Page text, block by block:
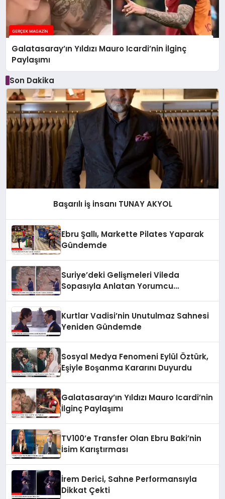
Galatasaray’ın Yıldızı Mauro Icardi’nin İlginç
Paylaşımı
Son Dakika
Başarılı iş insanı TUNAY AKYOL
Ebru Şallı, Markette Pilates Yaparak
Gündemde
Suriye’deki Gelişmeleri Vileda
Sopasıyla Anlatan Yorumcu
Kurtlar Vadisi’nin Unutulmaz Sahnesi
Yeniden Gündemde
Sosyal Medya Fenomeni Eylül Öztürk,
Eşiyle Boşanma Kararını Duyurdu
Galatasaray’ın Yıldızı Mauro Icardi’nin
İlginç Paylaşımı
TV100’e Transfer Olan Ebru Baki’nin
İsim Karıştırması
İrem Derici, Sahne Performansıyla
Dikkat Çekti